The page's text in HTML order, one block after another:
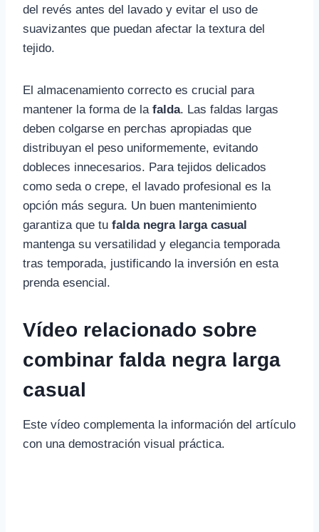
del revés antes del lavado y evitar el uso de
suavizantes que puedan afectar la textura del
tejido.
El almacenamiento correcto es crucial para
mantener la forma de la falda. Las faldas largas
deben colgarse en perchas apropiadas que
distribuyan el peso uniformemente, evitando
dobleces innecesarios. Para tejidos delicados
como seda o crepe, el lavado profesional es la
opción más segura. Un buen mantenimiento
garantiza que tu falda negra larga casual
mantenga su versatilidad y elegancia temporada
tras temporada, justificando la inversión en esta
prenda esencial.
Vídeo relacionado sobre
combinar falda negra larga
casual
Este vídeo complementa la información del artículo
con una demostración visual práctica.